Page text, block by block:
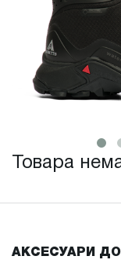
Товара
АКСЕСУАРИ ДО